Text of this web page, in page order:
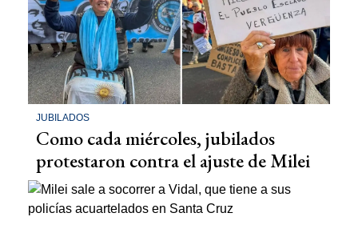
JUBILADOS
Como cada miércoles, jubilados
protestaron contra el ajuste de Milei